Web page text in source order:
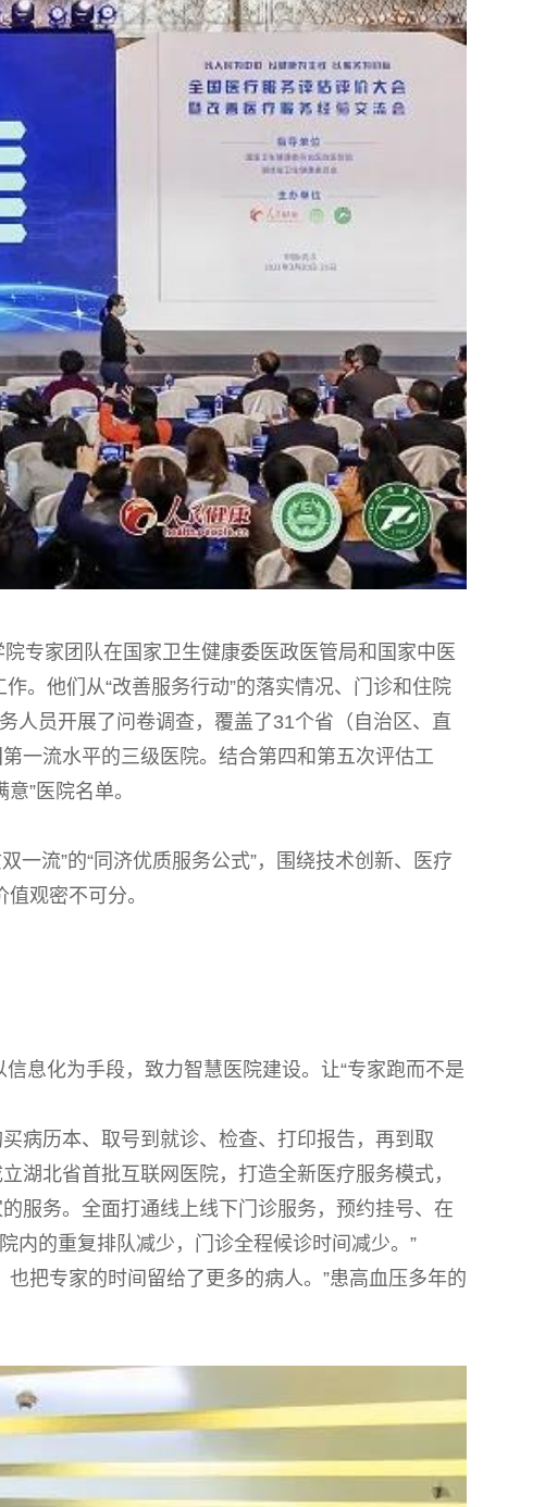
专家团队在国家卫生健康委医政医管局和国家中医
。他们从“改善服务行动”的落实情况、门诊和住院
人员开展了问卷调查，覆盖了31个省（自治区、直
一流水平的三级医院。结合第四和第五次评估工
”医院名单。
一流”的“同济优质服务公式”，围绕技术创新、医疗
观密不可分。
息化为手段，致力智慧医院建设。让“专家跑而不是
病历本、取号到就诊、检查、打印报告，再到取
湖北省首批互联网医院，打造全新医疗服务模式，
服务。全面打通线上线下门诊服务，预约挂号、在
内的重复排队减少，门诊全程候诊时间减少。”
把专家的时间留给了更多的病人。”患高血压多年的